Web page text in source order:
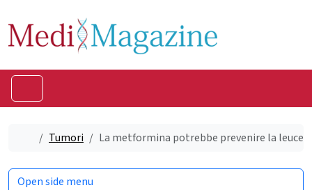
HomeTumori La metformina potrebbe prevenire la
Open side menu